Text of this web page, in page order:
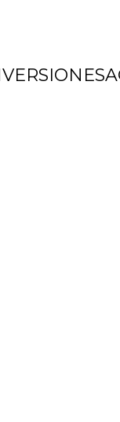
COSTO
una estrategia
fija a
del
del